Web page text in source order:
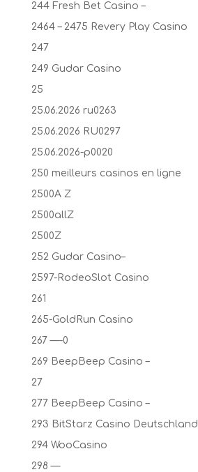
244 Fresh Bet Casino –
2464 – 2475 Revery Play Casino
247
249 Gudar Casino
25
25.06.2026 ru0263
25.06.2026 RU0297
25.06.2026-p0020
250 meilleurs casinos en ligne
2500A Z
2500allZ
2500Z
252 Gudar Casino–
2597-RodeoSlot Casino
261
265-GoldRun Casino
267 —-0
269 BeepBeep Casino –
27
277 BeepBeep Casino –
293 BitStarz Casino Deutschland
294 WooCasino
298 —